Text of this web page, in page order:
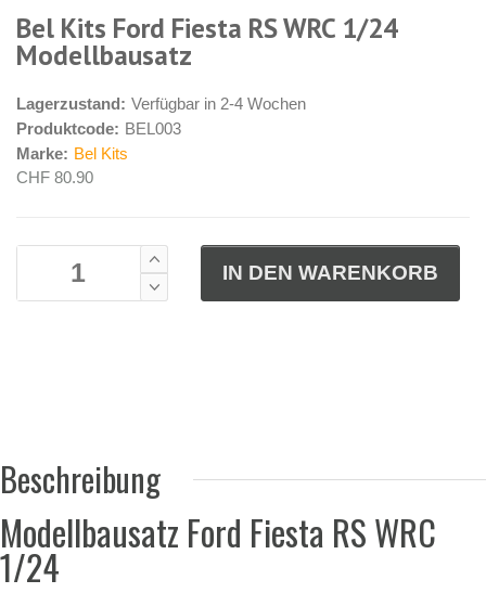
Bel Kits Ford Fiesta RS WRC 1/24
Modellbausatz
Lagerzustand: Verfügbar in 2-4 Wochen
Produktcode: BEL003
Marke: Bel Kits
CHF 80.90
Beschreibung
Modellbausatz Ford Fiesta RS WRC
1/24